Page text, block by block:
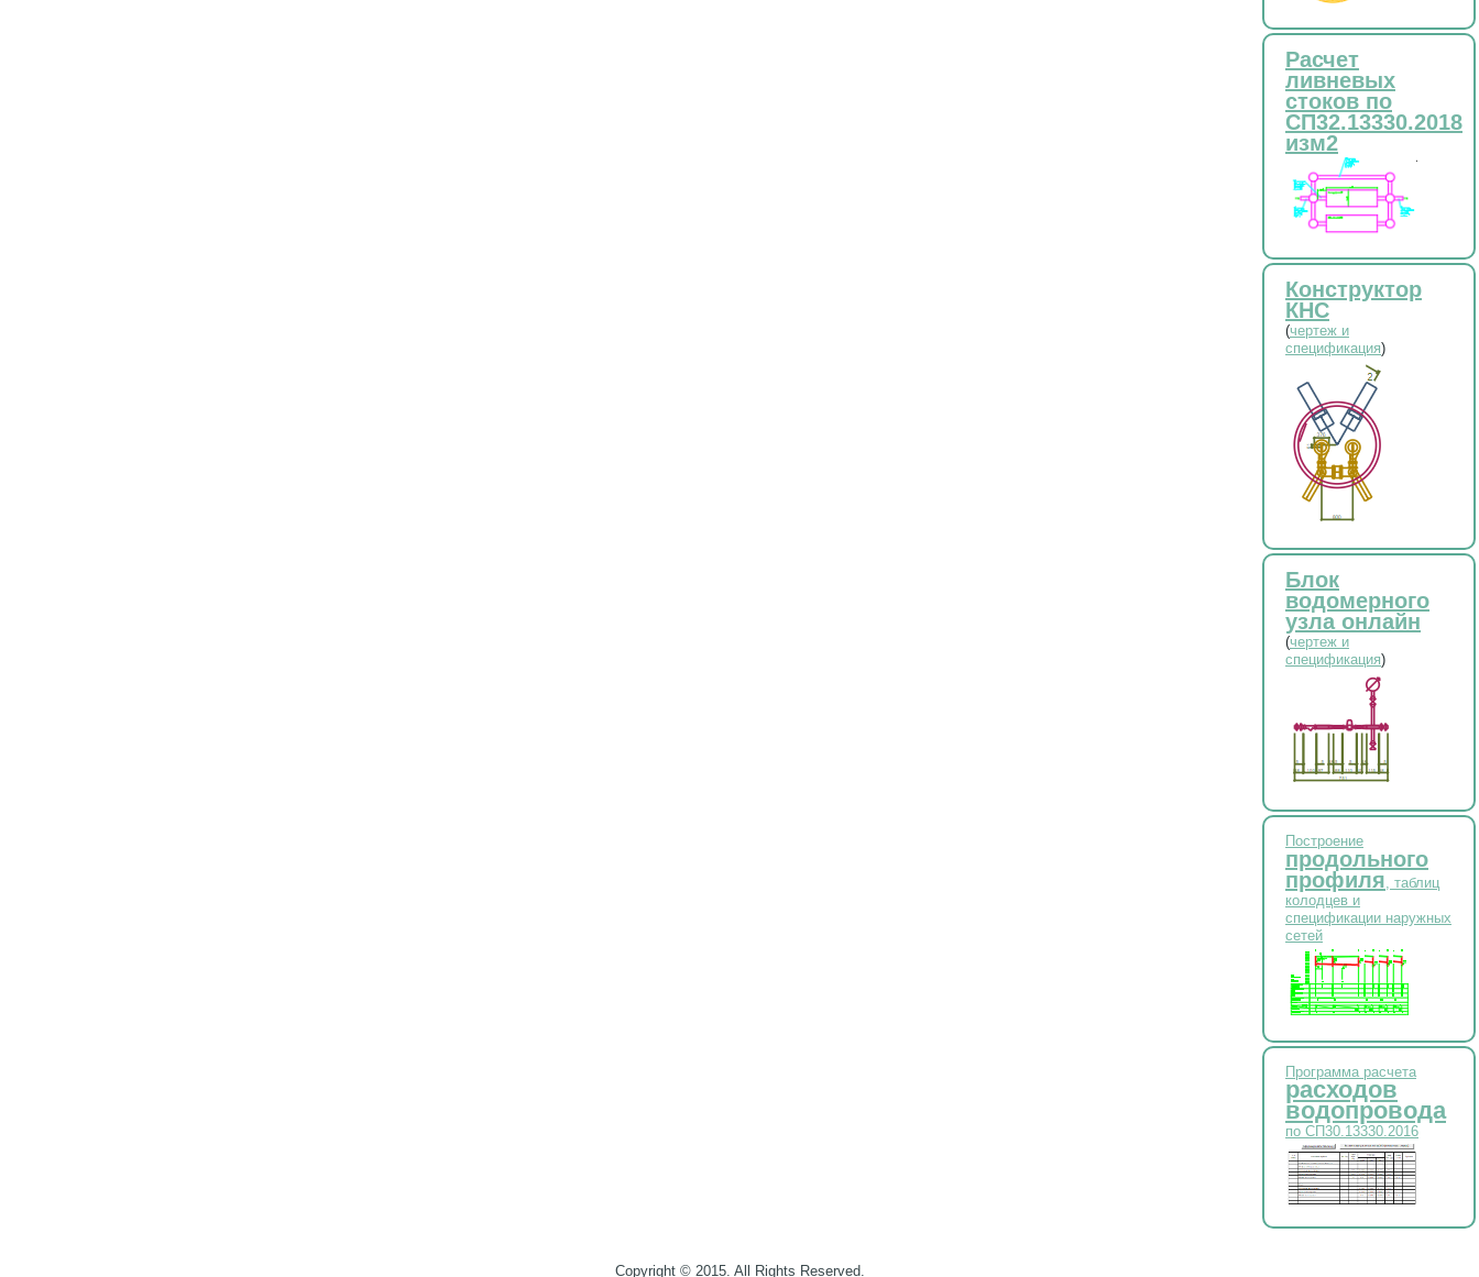
Расчет
ливневых
стоков по
СП32.13330.2018
изм2
Конструктор
КНС
(чертеж и
спецификация)
Блок
водомерного
узла онлайн
(чертеж и
спецификация)
Построение
продольного
профиля , таблиц
колодцев и
спецификации наружных
сетей
Программа расчета
расходов
водопровода
по СП30.13330.2016
Copyright © 2015. All Rights Reserved.